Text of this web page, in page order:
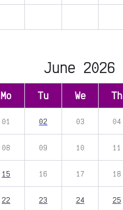
June 2026
Mo Tu We Th
01 02 03 04
08 09 10 11
15 16 17 18
22 23 24 25